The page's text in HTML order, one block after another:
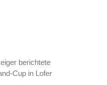
berichtete
Cup in Lofer